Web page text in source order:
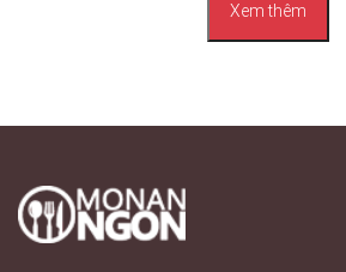
Xem thêm